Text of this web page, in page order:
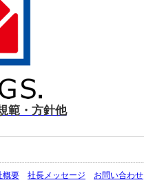
範・方針他
概要 社長メッセージ お問い合わせ